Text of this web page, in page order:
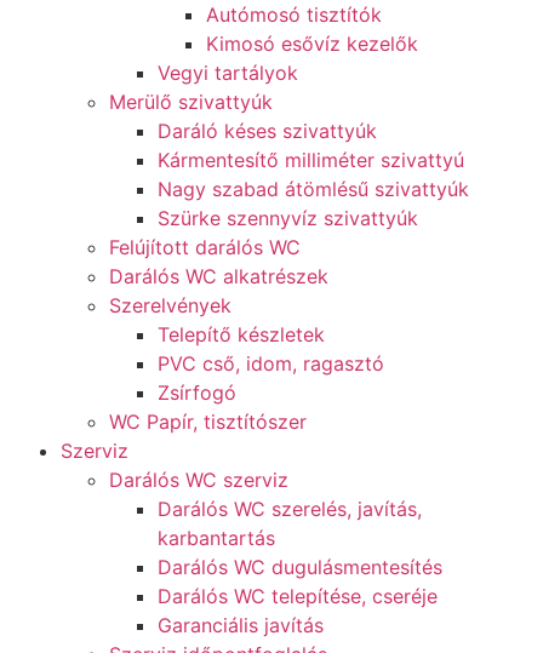
Autómosó tisztítók
Kimosó esővíz kezelők
Vegyi tartályok
Merülő szivattyúk
Daráló késes szivattyúk
Kármentesítő milliméter szivattyú
Nagy szabad átömlésű szivattyúk
Szürke szennyvíz szivattyúk
Felújított darálós WC
Darálós WC alkatrészek
Szerelvények
Telepítő készletek
PVC cső, idom, ragasztó
Zsírfogó
WC Papír, tisztítószer
Szerviz
Darálós WC szerviz
Darálós WC szerelés, javítás,
karbantartás
Darálós WC dugulásmentesítés
Darálós WC telepítése, cseréje
Garanciális javítás